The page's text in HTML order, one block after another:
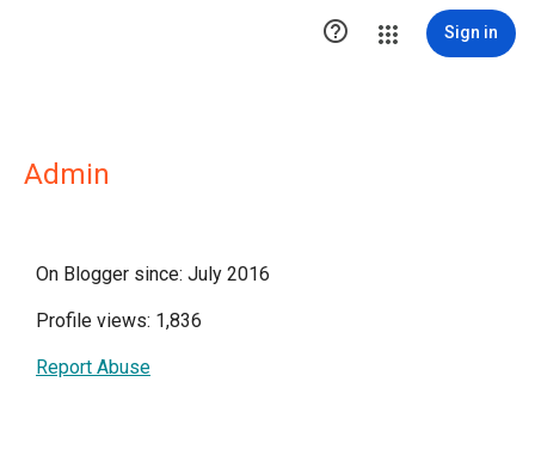
 Sign in
Admin
On Blogger since: July 2016
Profile views: 1,836
Report Abuse